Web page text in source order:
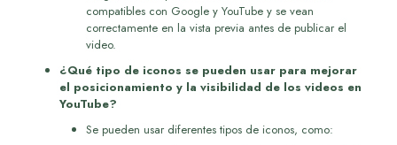
compatibles con Google y YouTube y se vean
correctamente en la vista previa antes de publicar el
video.
¿Qué tipo de iconos se pueden usar para mejorar
el posicionamiento y la visibilidad de los videos en
YouTube?
Se pueden usar diferentes tipos de iconos, como: